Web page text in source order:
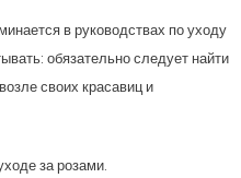
в руководствах по уходу
обязательно следует найти
своих красавиц и
за розами.